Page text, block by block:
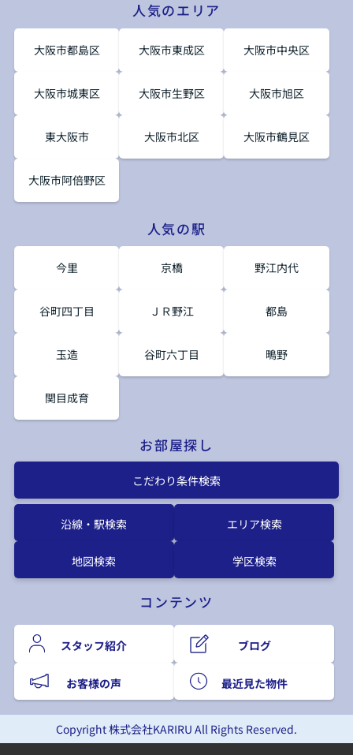
人気のエリア
大阪市都島区 大阪市東成区 大阪市中央区
大阪市城東区 大阪市生野区 大阪市旭区
東大阪市 大阪市北区 大阪市鶴見区
大阪市阿倍野区
人気の駅
今里 京橋 野江内代
谷町四丁目 ＪＲ野江 都島
玉造 谷町六丁目 鴫野
関目成育
お部屋探し
こだわり条件検索
沿線・駅検索 エリア検索
地図検索 学区検索
コンテンツ
スタッフ紹介 ブログ
お客様の声 最近見た物件
Copyright 株式会社KARIRU All Rights Reserved.